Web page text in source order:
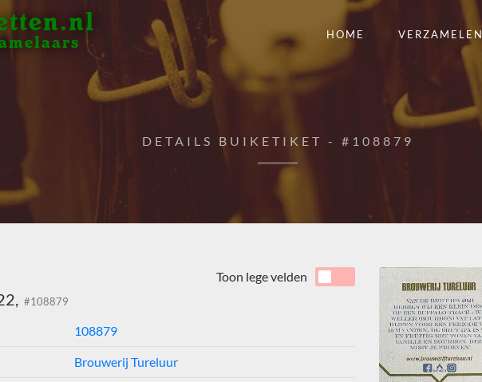
HOME VERZAMELEN
DETAILS BUIKETIKET - #108879
#108879
Toon lege velden
108879
Brouwerij Tureluur